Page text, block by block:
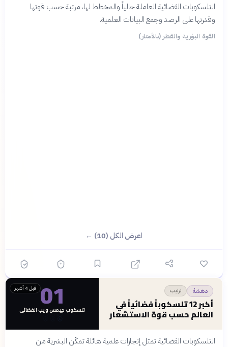
التلسكوبات الفضائية العاملة حالياً والمخطط لها، مرتبة حسب قوتها
وقدرتها على الرصد وجمع البيانات العلمية.
القوة البؤرية والقطر (بالأمتار)
اعرض الكل (10) ←
دهشة ترتيب
أكبر 12 تلسكوباً فضائياً في
العالم حسب قوة الاستشعار
قبل 4 أشهر 01
تلسكوب جيمس ويب الفضائي
التلسكوبات الفضائية تمثل إنجازات علمية هائلة تمكّن البشرية من